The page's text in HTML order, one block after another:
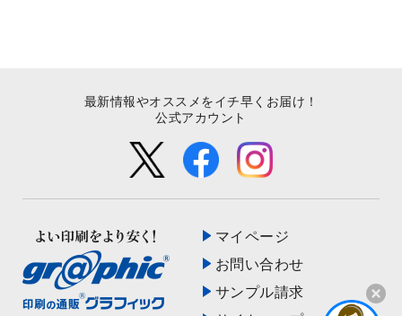
マイページ
お問い合わせ
サンプル請求
最新情報やオススメをイチ早くお届け！
公式アカウント